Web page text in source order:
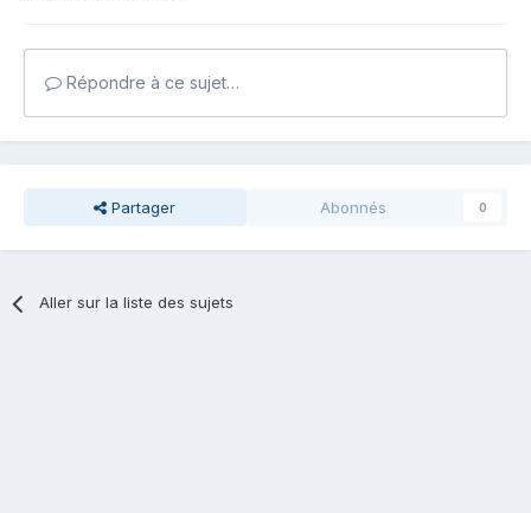
Répondre à ce sujet…
Partager Abonnés 0
Aller sur la liste des sujets